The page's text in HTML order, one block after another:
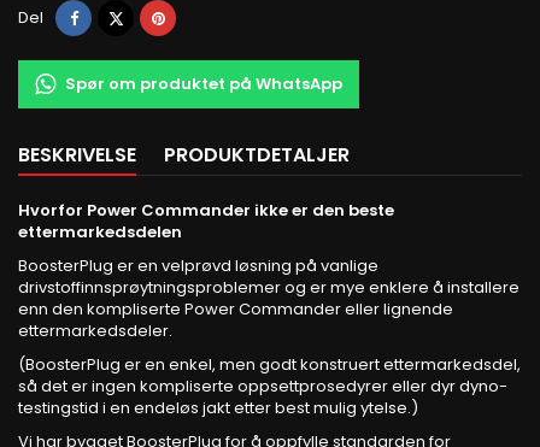
Del Del TvitrePinterest
Spør om produktet på WhatsApp
BESKRIVELSE PRODUKTDETALJER
Hvorfor Power Commander ikke er den beste
ettermarkedsdelen
BoosterPlug er en velprøvd løsning på vanlige
drivstoffinnsprøytningsproblemer og er mye enklere å installere
enn den kompliserte Power Commander eller lignende
ettermarkedsdeler.
(BoosterPlug er en enkel, men godt konstruert ettermarkedsdel,
så det er ingen kompliserte oppsettprosedyrer eller dyr dyno-
testingstid i en endeløs jakt etter best mulig ytelse.)
Vi har bygget BoosterPlug for å oppfylle standarden for